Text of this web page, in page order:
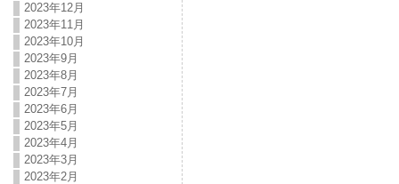
2023年12月
2023年11月
2023年10月
2023年9月
2023年8月
2023年7月
2023年6月
2023年5月
2023年4月
2023年3月
2023年2月